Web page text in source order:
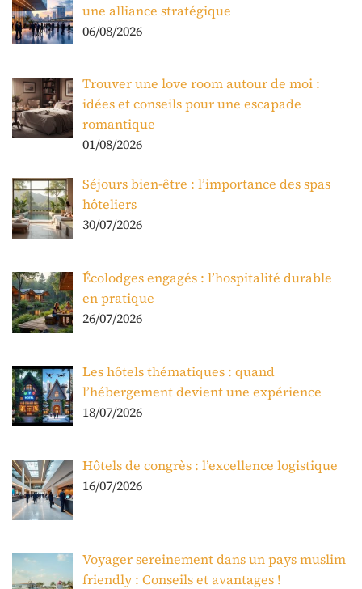
une alliance stratégique
06/08/2026
Trouver une love room autour de moi :
idées et conseils pour une escapade
romantique
01/08/2026
Séjours bien-être : l’importance des spas
hôteliers
30/07/2026
Écolodges engagés : l’hospitalité durable
en pratique
26/07/2026
Les hôtels thématiques : quand
l’hébergement devient une expérience
18/07/2026
Hôtels de congrès : l’excellence logistique
16/07/2026
Voyager sereinement dans un pays muslim
friendly : Conseils et avantages !